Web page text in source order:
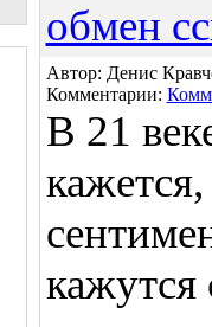
обмен
Автор: Денис
Комментарии:
В 21
кажутся